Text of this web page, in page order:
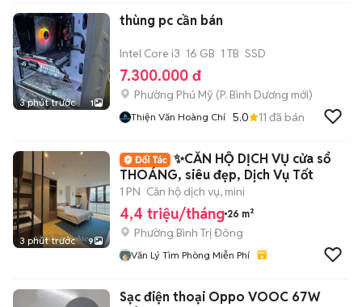
3 phút trước 1
thùng pc cần bán
Intel Core i3 16 GB 1 TB SSD
7.300.000 đ
Phường Phú Mỹ (P. Bình Dương mới)
Thiện Văn Hoàng Chí 5.0 11 đã bán
3 phút trước 9
✨CĂN HỘ DỊCH VỤ cửa sổ
THOÁNG, siêu đẹp, Dịch Vụ Tốt
1 PN Căn hộ dịch vụ, mini
4,4 triệu/tháng 26 m²
Phường Bình Trị Đông
Văn Lý Tìm Phòng Miễn Phí
Sạc điện thoại Oppo VOOC 67W